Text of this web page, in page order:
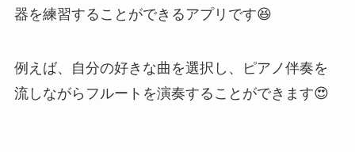
器を練習することができるアプリです😆
例えば、
自分の好きな曲を選択し、ピアノ伴奏を
流しながらフルートを演奏することができます😍